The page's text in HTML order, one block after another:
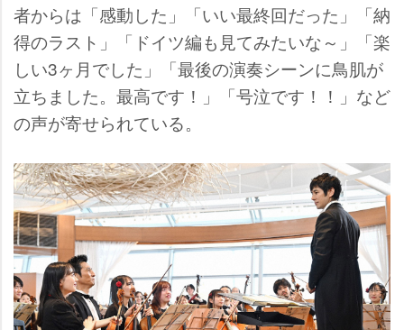
者からは「感動した」「いい最終回だった」「納
得のラスト」「ドイツ編も見てみたいな～」「楽
しい3ヶ月でした」「最後の演奏シーンに鳥肌が
立ちました。最高です！」「号泣です！！」など
の声が寄せられている。